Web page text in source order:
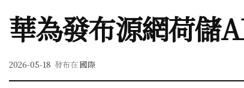
華為發布源網荷儲
2026-05-18 發布在 國際